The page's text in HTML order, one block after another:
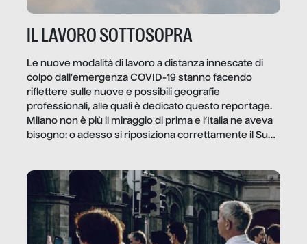
IL LAVORO SOTTOSOPRA
Le nuove modalità di lavoro a distanza innescate di
colpo dall’emergenza COVID-19 stanno facendo
riflettere sulle nuove e possibili geografie
professionali, alle quali è dedicato questo reportage.
Milano non è più il miraggio di prima e l’Italia ne aveva
bisogno: o adesso si riposiziona correttamente il Sud